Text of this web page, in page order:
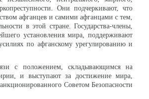
Они подчеркивают, что
афганцев и самими афганцами с тем,
в этой стране. Государства-члены,
установления мира, поддерживают
по афганскому урегулированию и
с положением, складывающимся на
и выступают за достижение мира,
Советом Безопасности